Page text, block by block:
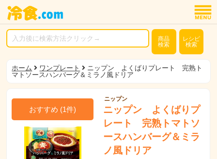
商品
検索
レシピ
検索
ホーム ワンプレート
ニップン よくばりプレート 完熟ト
マトソースハンバーグ＆ミラノ風ドリア
おすすめ (1件)
ニップン
ニップン よくばりプ
レート 完熟トマトソ
ースハンバーグ＆ミラ
ノ風ドリア